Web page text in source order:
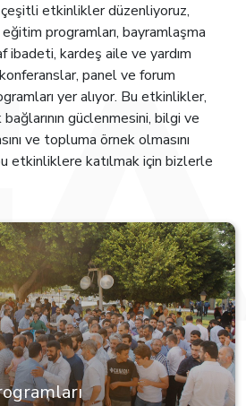
etkinlikler düzenliyoruz,
programları, bayramlaşma
kardeş aile ve yardım
panel ve forum
yer alıyor. Bu etkinlikler,
güclenmesini, bilgi ve
ve topluma örnek olmasını
etkinliklere katılmak için bizlerle